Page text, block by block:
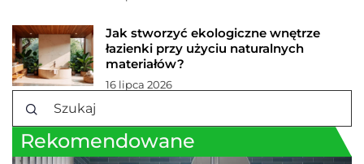
Jak stworzyć ekologiczne wnętrze
łazienki przy użyciu naturalnych
materiałów?
16 lipca 2026
Rekomendowane